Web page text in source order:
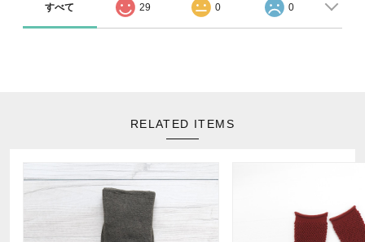
すべて 29 0 0
RELATED ITEMS